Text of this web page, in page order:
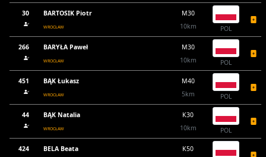
30 BARTOSIK Piotr
WROCŁAW
M30
10km
POL
266 BARYŁA Paweł
WROCŁAW
M30
10km
POL
451 BĄK Łukasz
WROCŁAW
M40
5km
POL
44 BĄK Natalia
WROCŁAW
K30
10km
POL
424 BELA Beata
K50